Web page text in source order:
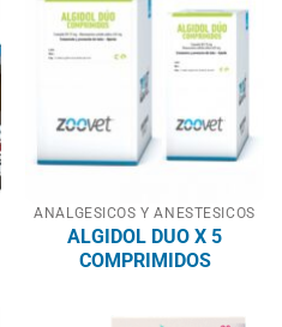
ANALGESICOS Y ANESTESICOS
ALGIDOL DUO X 5
COMPRIMIDOS